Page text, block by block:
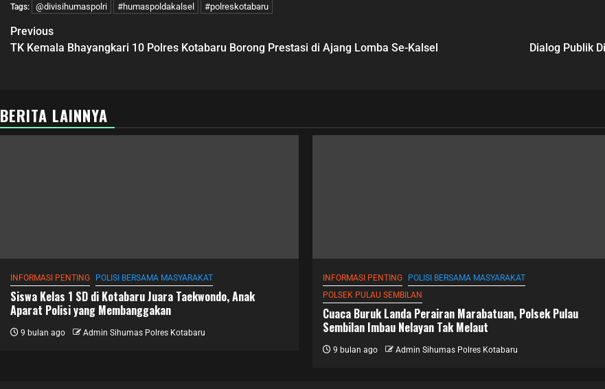
Tags: @divisihumaspolri #humaspoldakalsel #polreskotabaru
Previous
TK Kemala Bhayangkari 10 Polres Kotabaru Borong Prestasi di Ajang Lomba Se-Kalsel
Dialog Publik
BERITA LAINNYA
INFORMASI PENTING POLISI BERSAMA MASYARAKAT
Siswa Kelas 1 SD di Kotabaru Juara Taekwondo, Anak
Aparat Polisi yang Membanggakan
9 bulan ago Admin Sihumas Polres Kotabaru
INFORMASI PENTING
POLISI BERSAMA MASYARAKAT
POLSEK PULAU SEMBILAN
Cuaca Buruk Landa Perairan Marabatuan, Polsek Pulau
Sembilan Imbau Nelayan Tak Melaut
9 bulan ago Admin Sihumas Polres Kotabaru